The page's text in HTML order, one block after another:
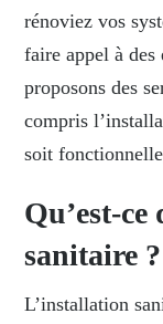
rénoviez vos
faire appel à
proposons des
compris
soit
Qu’est-
sanitaire ?
L’installation